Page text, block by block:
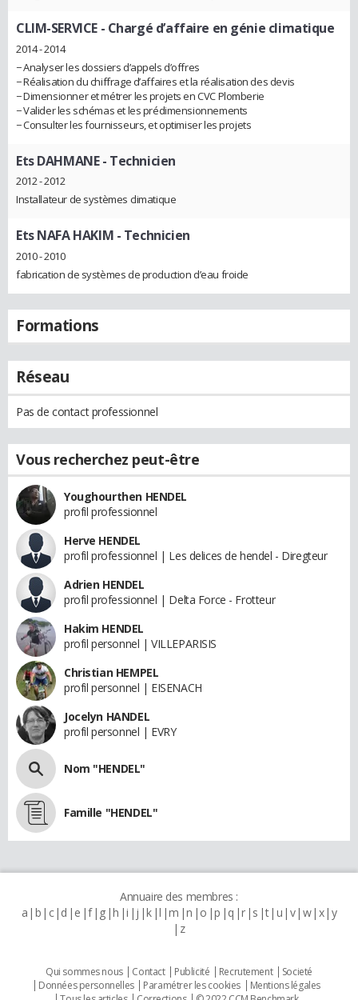
CLIM-SERVICE- Chargé d’affaire en génie climatique
2014 - 2014
− Analyser les dossiers d’appels d’offres
− Réalisation du chiffrage d’affaires et la réalisation des devis
− Dimensionner et métrer les projets en CVC Plomberie
− Valider les schémas et les prédimensionnements
− Consulter les fournisseurs, et optimiser les projets
Ets DAHMANE- Technicien
2012 - 2012
Installateur de systèmes climatique
Ets NAFA HAKIM - Technicien
2010 - 2010
fabrication de systèmes de production d’eau froide
Formations
Réseau
Pas de contact professionnel
Vous recherchez peut-être
Youghourthen HENDEL
profil professionnel
Herve HENDEL
profil professionnel | Les delices de hendel - Diregteur
Adrien HENDEL
profil professionnel | Delta Force - Frotteur
Hakim HENDEL
profil personnel | VILLEPARISIS
Christian HEMPEL
profil personnel | EISENACH
Jocelyn HANDEL
profil personnel | EVRY
Nom "HENDEL"
Famille "HENDEL"
Annuaire des membres :
a b c d e f g h i j k l m n o p q r s t u v w x y
z
Qui sommes nous Contact Publicité Recrutement
Societé
Données personnelles
Paramétrer les cookies
Mentions légales